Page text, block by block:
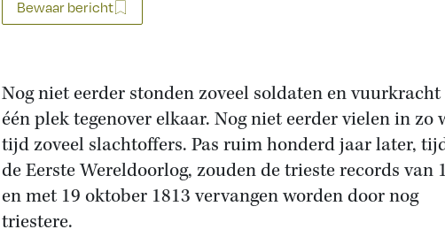
Bewaar bericht
Nog niet eerder stonden zoveel soldaten en vuurkracht
één plek tegenover elkaar. Nog niet eerder vielen in zo
tijd zoveel slachtoffers. Pas ruim honderd jaar later,
de Eerste Wereldoorlog, zouden de trieste records van
en met 19 oktober 1813 vervangen worden door nog
triestere.